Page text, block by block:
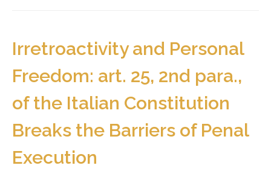
Irretroactivity and Personal
Freedom: art. 25, 2nd para.,
of the Italian Constitution
Breaks the Barriers of Penal
Execution